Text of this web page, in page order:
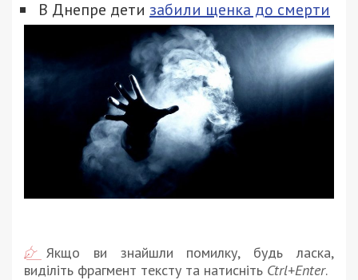
В Днепре дети забили щенка до смерти
Якщо ви знайшли помилку, будь ласка,
виділіть фрагмент тексту та натисніть Ctrl+Enter.